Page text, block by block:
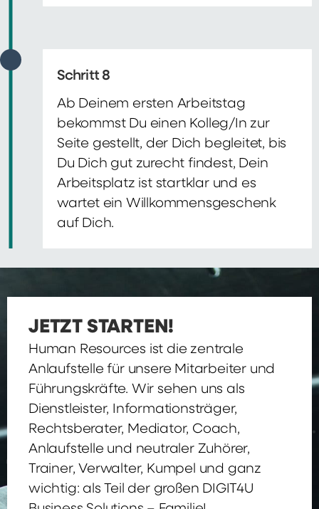
Schritt 8
Ab Deinem ersten Arbeitstag
bekommst Du einen Kolleg/In zur
Seite gestellt, der Dich begleitet, bis
Du Dich gut zurecht findest, Dein
Arbeitsplatz ist startklar und es
wartet ein Willkommensgeschenk
auf Dich.
JETZT STARTEN!
Human Resources ist die zentrale
Anlaufstelle für unsere Mitarbeiter und
Führungskräfte. Wir sehen uns als
Dienstleister, Informationsträger,
Rechtsberater, Mediator, Coach,
Anlaufstelle und neutraler Zuhörer,
Trainer, Verwalter, Kumpel und ganz
wichtig: als Teil der großen DIGIT4U